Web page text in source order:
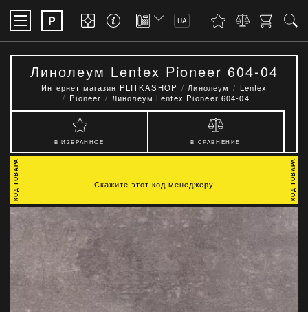
P UA
Линолеум Lentex Pioneer 604-04
Интернет магазин PLITKASHOP Линолеум
Lentex
Pioneer
Линолеум Lentex Pioneer 604-04
В ИЗБРАННОЕ В СРАВНЕНИЕ
Скажите этот код менеджеру